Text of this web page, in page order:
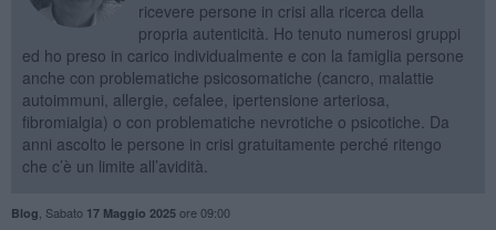
ricevere persone in crisi alla ricerca della
propria autenticità. Ho tenuto numerosi gruppi
ed ho preso in carico individualmente e con la famiglia persone
anche con problematiche psicosomatiche (cancro, malattie
autoimmuni, allergie, cefalee, ipertensione arteriosa,
fibromialgia) o con problematiche nevrotiche o psicotiche. Da
anni ascolto le persone in crisi gratuitamente perché ritengo
che c’è un limite all’avidità.
Blog Sabato 17 Maggio 2025ore 09:00